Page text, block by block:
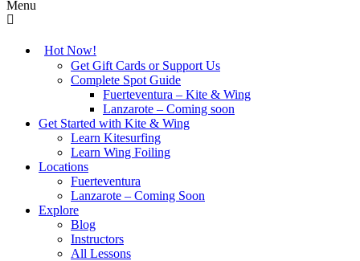
Menu
Hot Now!
Get Gift Cards or Support Us
Complete Spot Guide
Fuerteventura – Kite & Wing
Lanzarote – Coming soon
Get Started with Kite & Wing
Learn Kitesurfing
Learn Wing Foiling
Locations
Fuerteventura
Lanzarote – Coming Soon
Explore
Blog
Instructors
All Lessons